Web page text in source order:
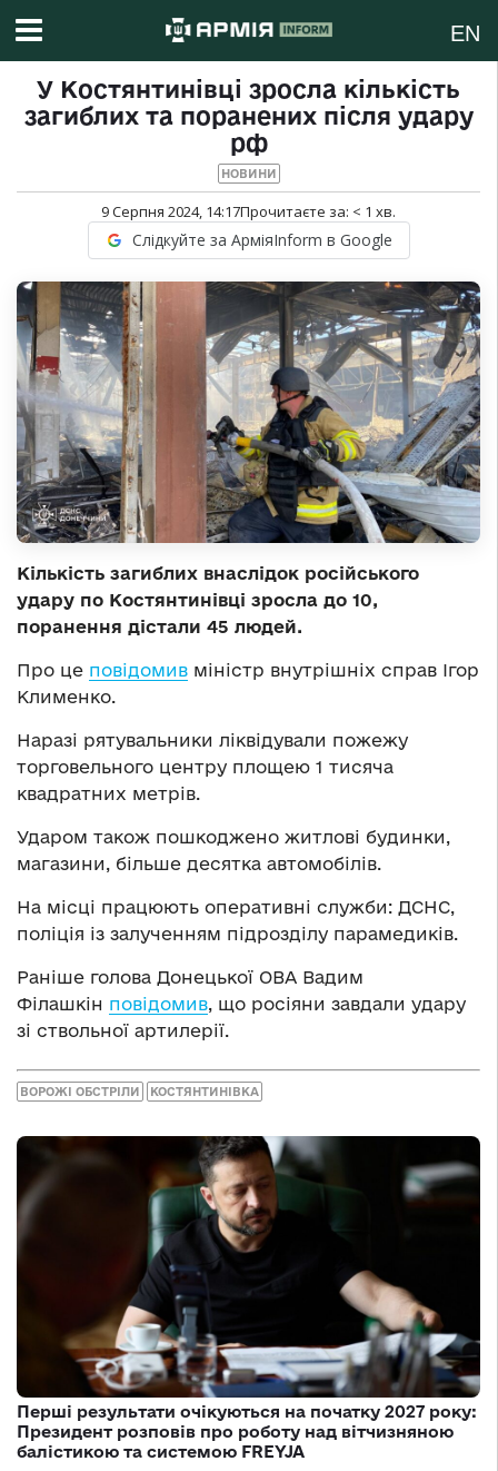
EN
У Костянтинівці зросла кількість
загиблих та поранених після удару
рф
НОВИНИ
9 Серпня 2024, 14:17Прочитаєте за: < 1 хв.
Слідкуйте за АрміяInform в Google
Кількість загиблих внаслідок російського
удару по Костянтинівці зросла до 10,
поранення дістали 45 людей.
Про це повідомив міністр внутрішніх справ Ігор
Клименко.
Наразі рятувальники ліквідували пожежу
торговельного центру площею 1 тисяча
квадратних метрів.
Ударом також пошкоджено житлові будинки,
магазини, більше десятка автомобілів.
На місці працюють оперативні служби: ДСНС,
поліція із залученням підрозділу парамедиків.
Раніше голова Донецької ОВА Вадим
Філашкін повідомив, що росіяни завдали удару
зі ствольної артилерії.
ВОРОЖІ ОБСТРІЛИ КОСТЯНТИНІВКА
Перші результати очікуються на початку 2027 року:
Президент розповів про роботу над вітчизняною
балістикою та системою FREYJA